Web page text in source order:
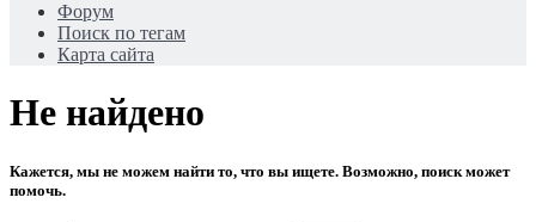
Форум
Поиск по тегам
Карта сайта
Не найдено
Кажется, мы не можем найти то, что вы ищете. Возможно, поиск может
помочь.